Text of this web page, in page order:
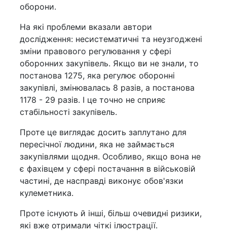
оборони.
На які проблеми вказали автори
дослідження: несистематичні та неузгоджені
зміни правового регулювання у сфері
оборонних закупівель. Якщо ви не знали, то
постанова 1275, яка регулює оборонні
закупівлі, змінювалась 8 разів, а постанова
1178 - 29 разів. І це точно не сприяє
стабільності закупівель.
Проте це виглядає досить заплутано для
пересічної людини, яка не займається
закупівлями щодня. Особливо, якщо вона не
є фахівцем у сфері постачання в військовій
частині, де насправді виконує обов'язки
кулеметника.
Проте існують й інші, більш очевидні ризики,
які вже отримали чіткі ілюстрації.